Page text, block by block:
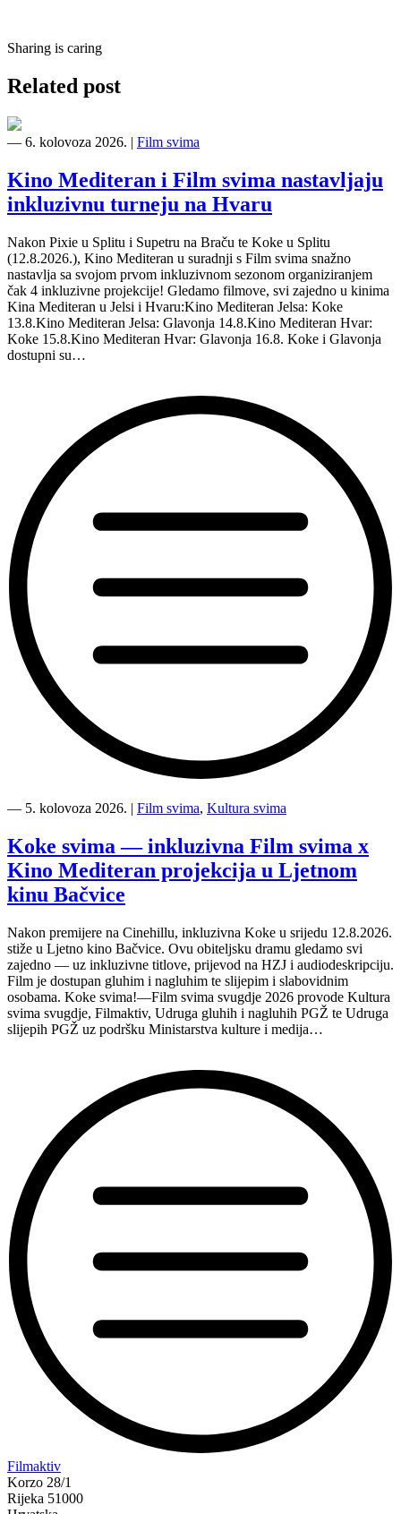
Sharing is caring
Related post
― 6. kolovoza 2026. | Film svima
Kino Mediteran i Film svima nastavljaju
inkluzivnu turneju na Hvaru
Nakon Pixie u Splitu i Supetru na Braču te Koke u Splitu
(12.8.2026.), Kino Mediteran u suradnji s Film svima snažno
nastavlja sa svojom prvom inkluzivnom sezonom organiziranjem
čak 4 inkluzivne projekcije! Gledamo filmove, svi zajedno u kinima
Kina Mediteran u Jelsi i Hvaru:Kino Mediteran Jelsa: Koke
13.8.Kino Mediteran Jelsa: Glavonja 14.8.Kino Mediteran Hvar:
Koke 15.8.Kino Mediteran Hvar: Glavonja 16.8. Koke i Glavonja
dostupni su…
Mediteran
Film
svima
nastavljaju
inkluzivnu
turneju
Hvaru”
― 5. kolovoza 2026. | Film svima, Kultura svima
Koke svima — inkluzivna Film svima x
Kino Mediteran projekcija u Ljetnom
kinu Bačvice
Nakon premijere na Cinehillu, inkluzivna Koke u srijedu 12.8.2026.
stiže u Ljetno kino Bačvice. Ovu obiteljsku dramu gledamo svi
zajedno — uz inkluzivne titlove, prijevod na HZJ i audiodeskripciju.
Film je dostupan gluhim i nagluhim te slijepim i slabovidnim
osobama. Koke svima!—Film svima svugdje 2026 provode Kultura
svima svugdje, Filmaktiv, Udruga gluhih i nagluhih PGŽ te Udruga
slijepih PGŽ uz podršku Ministarstva kulture i medija…
“Koke
svima
—
Filmaktiv
Korzo 28/1
Rijeka 51000